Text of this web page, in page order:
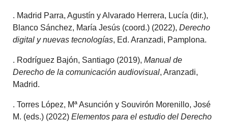
. Madrid Parra, Agustín y Alvarado Herrera, Lucía (dir.),
Blanco Sánchez, María Jesús (coord.) (2022),Derecho
digital y nuevas tecnologías, Ed. Aranzadi, Pamplona.
. Rodríguez Bajón, Santiago (2019),Manual de
Derecho de la comunicación audiovisual, Aranzadi,
Madrid.
. Torres López, Mª Asunción y Souvirón Morenillo, José
M. (eds.) (2022)Elementos para el estudio del Derecho